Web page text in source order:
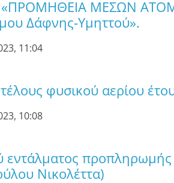
«ΠΡΟΜΗΘΕΙΑ ΜΕΣΩΝ
Δάφνης-Υμηττού».
11:04
φυσικού αερίου
10:08
εντάλματος
Νικολέττα)